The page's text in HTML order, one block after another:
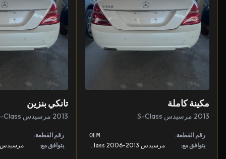
مكينة كاملة
2013 مرسيدس S-Class
رقم القطعة: OEM
يتوافق مع:
تانكي بنزين
2013 مرسيدس S-Class
رقم القطعة:
يتوافق مع: